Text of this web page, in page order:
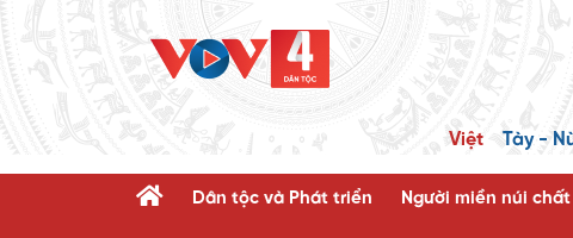
Việt Tày -
Dân tộc và Phát triển Người miền núi chất